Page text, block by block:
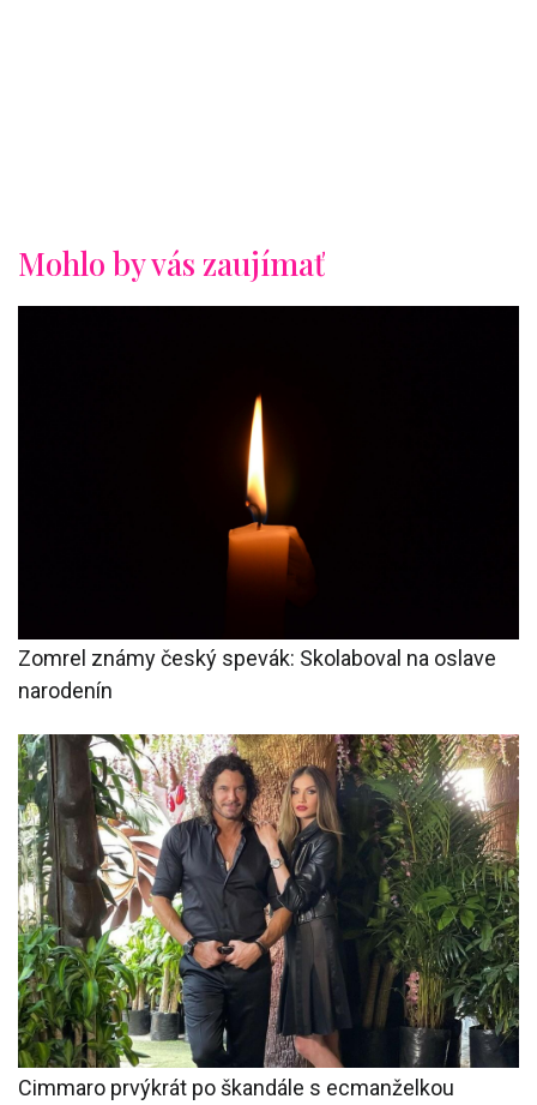
Mohlo by vás zaujímať
Zomrel známy český spevák: Skolaboval na oslave
narodenín
Cimmaro prvýkrát po škandále s ecmanželkou